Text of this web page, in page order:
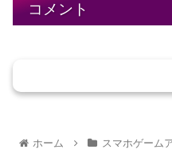
コメント
ホーム スマホゲーム